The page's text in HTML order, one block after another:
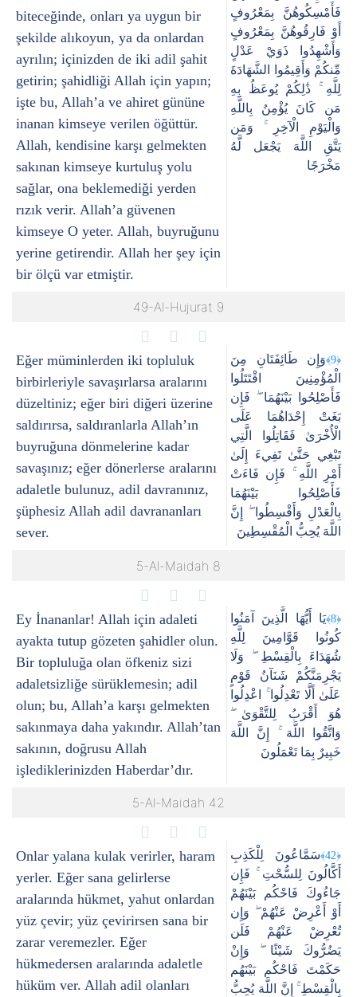
biteceğinde, onları ya uygun bir
şekilde alıkoyun, ya da onlardan
ayrılın; içinizden de iki adil şahit
getirin; şahidliği Allah için yapın;
işte bu, Allah’a ve ahiret gününe
inanan kimseye verilen öğüttür.
Allah, kendisine karşı gelmekten
sakınan kimseye kurtuluş yolu
sağlar, ona beklemediği yerden
rızık verir. Allah’a güvenen
kimseye O yeter. Allah, buyruğunu
yerine getirendir. Allah her şey için
bir ölçü var etmiştir.
فَأَمْسِكُوهُنَّ بِمَعْرُوفٍ
أَوْ فَارِقُوهُنَّ بِمَعْرُوفٍ
وَأَشْهِدُوا ذَوَيْ عَدْلٍ
مِّنكُمْ وَأَقِيمُوا الشَّهَادَةَ
لِلَّهِ ۚ ذَٰلِكُمْ يُوعَظُ بِهِ
مَن كَانَ يُؤْمِنُ بِاللَّهِ
وَالْيَوْمِ الْآخِرِ ۚ وَمَن
يَتَّقِ اللَّهَ يَجْعَل لَّهُ
مَخْرَجًا
49-Al-Hujurat 9
Eğer müminlerden iki topluluk
birbirleriyle savaşırlarsa aralarını
düzeltiniz; eğer biri diğeri üzerine
saldırırsa, saldıranlarla Allah’ın
buyruğuna dönmelerine kadar
savaşınız; eğer dönerlerse aralarını
adaletle bulunuz, adil davranınız,
şüphesiz Allah adil davrananları
sever.
﴿9﴾
وَإِن طَائِفَتَانِ مِنَ
الْمُؤْمِنِينَ اقْتَتَلُوا
فَأَصْلِحُوا بَيْنَهُمَا ۖ فَإِن
بَغَتْ إِحْدَاهُمَا عَلَى
الْأُخْرَىٰ فَقَاتِلُوا الَّتِي
تَبْغِي حَتَّىٰ تَفِيءَ إِلَىٰ
أَمْرِ اللَّهِ ۚ فَإِن فَاءَتْ
فَأَصْلِحُوا بَيْنَهُمَا
بِالْعَدْلِ وَأَقْسِطُوا ۖ إِنَّ
اللَّهَ يُحِبُّ الْمُقْسِطِينَ
5-Al-Maidah 8
Ey İnananlar! Allah için adaleti
ayakta tutup gözeten şahidler olun.
Bir topluluğa olan öfkeniz sizi
adaletsizliğe sürüklemesin; adil
olun; bu, Allah’a karşı gelmekten
sakınmaya daha yakındır. Allah’tan
sakının, doğrusu Allah
işlediklerinizden Haberdar’dır.
﴿8﴾
يَا أَيُّهَا الَّذِينَ آمَنُوا
كُونُوا قَوَّامِينَ لِلَّهِ
شُهَدَاءَ بِالْقِسْطِ ۖ وَلَا
يَجْرِمَنَّكُمْ شَنَآنُ قَوْمٍ
عَلَىٰ أَلَّا تَعْدِلُوا ۚ اعْدِلُوا
هُوَ أَقْرَبُ لِلتَّقْوَىٰ ۖ
وَاتَّقُوا اللَّهَ ۚ إِنَّ اللَّهَ
خَبِيرٌ بِمَا تَعْمَلُونَ
5-Al-Maidah 42
Onlar yalana kulak verirler, haram
yerler. Eğer sana gelirlerse
aralarında hükmet, yahut onlardan
yüz çevir; yüz çevirirsen sana bir
zarar veremezler. Eğer
hükmedersen aralarında adaletle
hüküm ver. Allah adil olanları
﴿42﴾
سَمَّاعُونَ لِلْكَذِبِ
أَكَّالُونَ لِلسُّحْتِ ۚ فَإِن
جَاءُوكَ فَاحْكُم بَيْنَهُمْ
أَوْ أَعْرِضْ عَنْهُمْ ۖ وَإِن
تُعْرِضْ عَنْهُمْ فَلَن
يَضُرُّوكَ شَيْئًا ۖ وَإِنْ
حَكَمْتَ فَاحْكُم بَيْنَهُم
بِالْقِسْطِ ۚ إِنَّ اللَّهَ يُحِبُّ